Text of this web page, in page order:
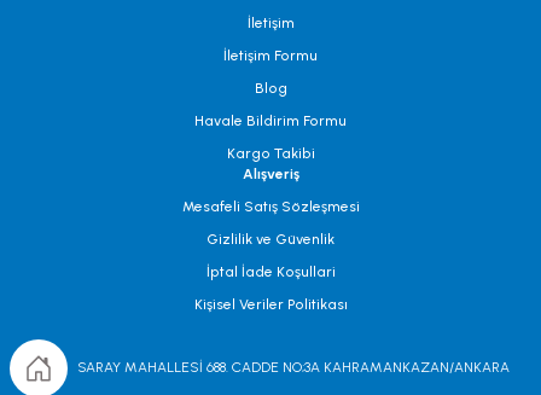
İletişim
İletişim Formu
Blog
Havale Bildirim Formu
Kargo Takibi
Alışveriş
Mesafeli Satış Sözleşmesi
Gizlilik ve Güvenlik
İptal İade Koşullari
Kişisel Veriler Politikası
SARAY MAHALLESİ 688. CADDE NO;3A KAHRAMANKAZAN/ANKARA